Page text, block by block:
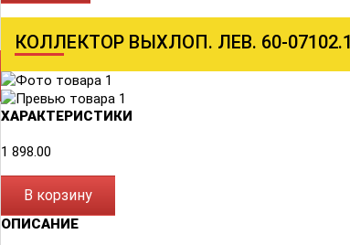
КОЛЛЕКТОР ВЫХЛОП. ЛЕВ. 60-
ХАРАКТЕРИСТИКИ
1 898.00
В корзину
ОПИСАНИЕ